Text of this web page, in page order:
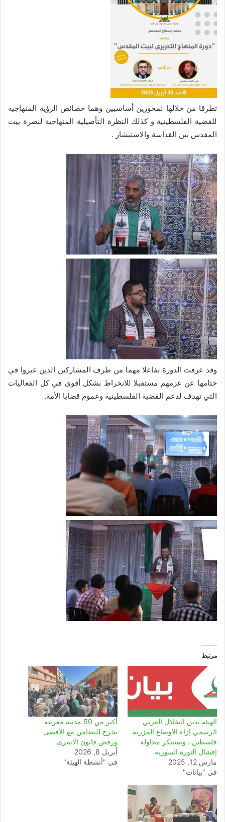
تطرقا من خلالها لمحورين أساسيين وهما خصائص الرؤية المنهاجية
للقضية الفلسطينية و كذلك النظرة التأصيلية المنهاجية لنصرة بيت
المقدس بين القداسة والاستبشار .
وقد عرفت الدورة تفاعلا مهما من طرف المشاركين الذين عبروا في
ختامها عن عزمهم مستقبلا للانخراط بشكل أقوى في كل الفعاليات
التي تهدف لدعم القضية الفلسطينية وعموم قضايا الأمة.
مرتبط
الهيئة تدين التخاذل العربي
الرسمي إزاء الأوضاع المزرية
فلسطين.. وتستنكر محاولة
إفشال الثورة السورية
مارس 12, 2025
في "بيانات"
أكثر من 50 مدينة مغربية
تخرج للتضامن مع الأقصى
ورفض قانون الاسرى
أبريل 8, 2026
في "أنشطة الهيئة"